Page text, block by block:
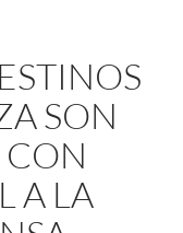
SON
A LA